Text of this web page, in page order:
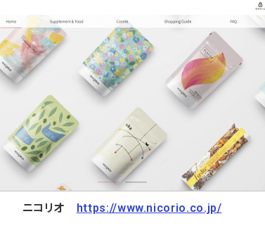
ニコリオ https://www.nicorio.co.jp/